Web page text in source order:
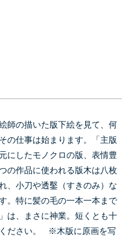
師の描いた版下絵を見て、何
の仕事は始まります。「主版
にしたモノクロの版、表情豊
の作品に使われる版木は八枚
、小刀や透鑿（すきのみ）な
。特に髪の毛の一本一本まで
は、まさに神業。短くとも十
ださい。 ※木版に原画を写